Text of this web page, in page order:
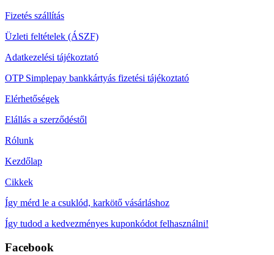
Fizetés szállítás
Üzleti feltételek (ÁSZF)
Adatkezelési tájékoztató
OTP Simplepay bankkártyás fizetési tájékoztató
Elérhetőségek
Elállás a szerződéstől
Rólunk
Kezdőlap
Cikkek
Így mérd le a csuklód, karkötő vásárláshoz
Így tudod a kedvezményes kuponkódot felhasználni!
Facebook